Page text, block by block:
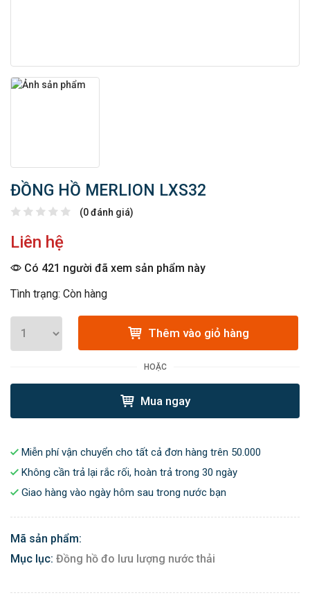
ĐỒNG HỒ MERLION LXS32
(0 đánh giá)
Liên hệ
Có 421 người đã xem sản phẩm này
Tình trạng: Còn hàng
Thêm vào giỏ hàng
HOẶC
Mua ngay
Miễn phí vận chuyển cho tất cả đơn hàng trên 50.000
Không cần trả lại rắc rối, hoàn trả trong 30 ngày
Giao hàng vào ngày hôm sau trong nước bạn
Mã sản phẩm:
Mục lục: Đồng hồ đo lưu lượng nước thải